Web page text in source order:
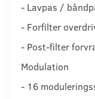
- Lavpas /
- Forfilter
- Post-filter
Modulation
- 16